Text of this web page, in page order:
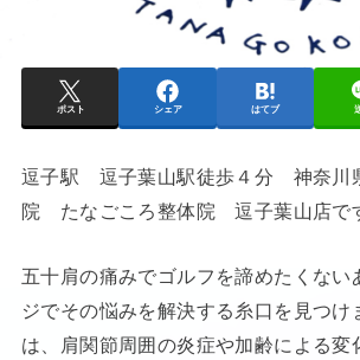
ポスト シェア はてブ
逗子駅 逗子葉山駅徒歩４分 神奈川
院 たなごころ整体院 逗子葉山店で
五十肩の痛みでゴルフを諦めたくない
ジでその悩みを解決する糸口を見つけ
は、肩関節周囲の炎症や加齢による変